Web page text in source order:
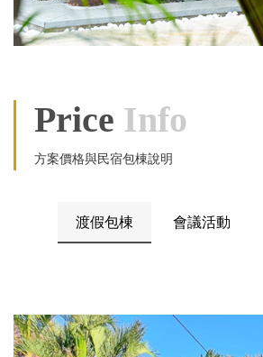
Price Info
方案價格與民宿包棟說明
渡假包棟 會議活動